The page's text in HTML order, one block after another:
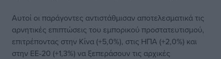
Αυτοί οι παράγοντες αντιστάθμισαν αποτελεσματικά τις
αρνητικές επιπτώσεις του εμπορικού προστατευτισμού,
επιτρέποντας στην Κίνα (+5,0%), στις ΗΠΑ (+2,0%) και
στην ΕΕ-20 (+1,3%) να ξεπεράσουν τις αρχικές